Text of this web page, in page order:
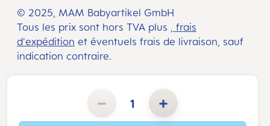
Quantité de produit : Entrez la quantité souhaitée ou utilisez les boutons pour augmenter ou diminuer la
© 2025, MAM Babyartikel GmbH
Tous les prix sont hors TVA plus , frais
d'expédition et éventuels frais de livraison, sauf
indication contraire.